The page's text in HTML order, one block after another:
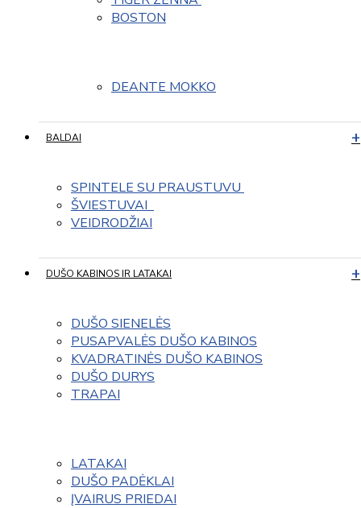
BOSTON
DEANTE MOKKO
BALDAI
SPINTELE SU PRAUSTUVU
ŠVIESTUVAI
VEIDRODŽIAI
DUŠO KABINOS IR LATAKAI
DUŠO SIENELĖS
PUSAPVALĖS DUŠO KABINOS
KVADRATINĖS DUŠO KABINOS
DUŠO DURYS
TRAPAI
LATAKAI
DUŠO PADĖKLAI
ĮVAIRUS PRIEDAI